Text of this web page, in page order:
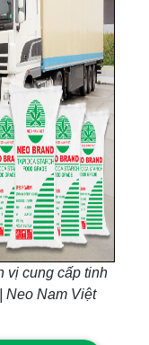
vị cung cấp tinh
Neo Nam Việt